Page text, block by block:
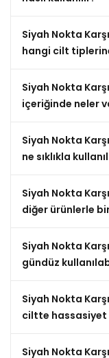
Siyah Nokta
hangi cilt
Siyah Nokta
içeriğinde neler
Siyah Nokta
ne sıklıkla
Siyah Nokta
diğer ürünlerle
Siyah Nokta
gündüz
Siyah Nokta
ciltte hassasiyet
Siyah Nokta